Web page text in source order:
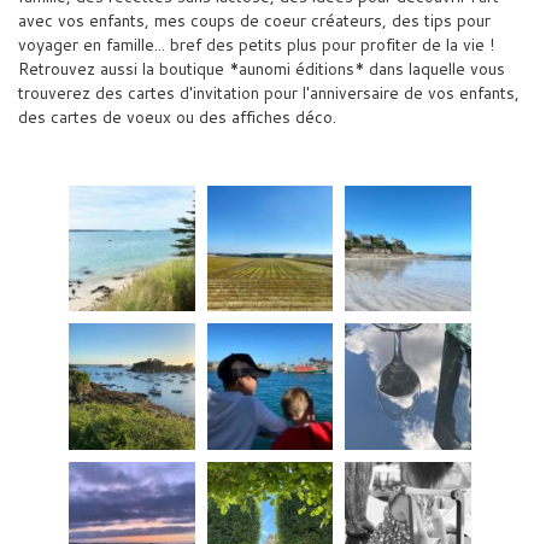
avec vos enfants, mes coups de coeur créateurs, des tips pour
voyager en famille... bref des petits plus pour profiter de la vie !
Retrouvez aussi la boutique *aunomi éditions* dans laquelle vous
trouverez des cartes d'invitation pour l'anniversaire de vos enfants,
des cartes de voeux ou des affiches déco.